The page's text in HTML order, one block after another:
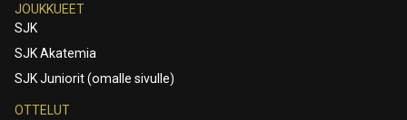
JOUKKUEET
SJK
SJK Akatemia
SJK Juniorit (omalle sivulle)
OTTELUT